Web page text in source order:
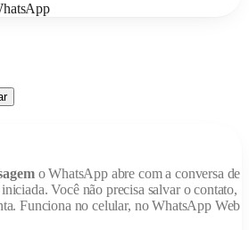
o WhatsApp abre com a conversa de
Você não precisa salvar o contato,
Funciona no celular, no WhatsApp Web